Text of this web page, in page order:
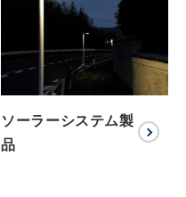
ソーラーシステム製
品